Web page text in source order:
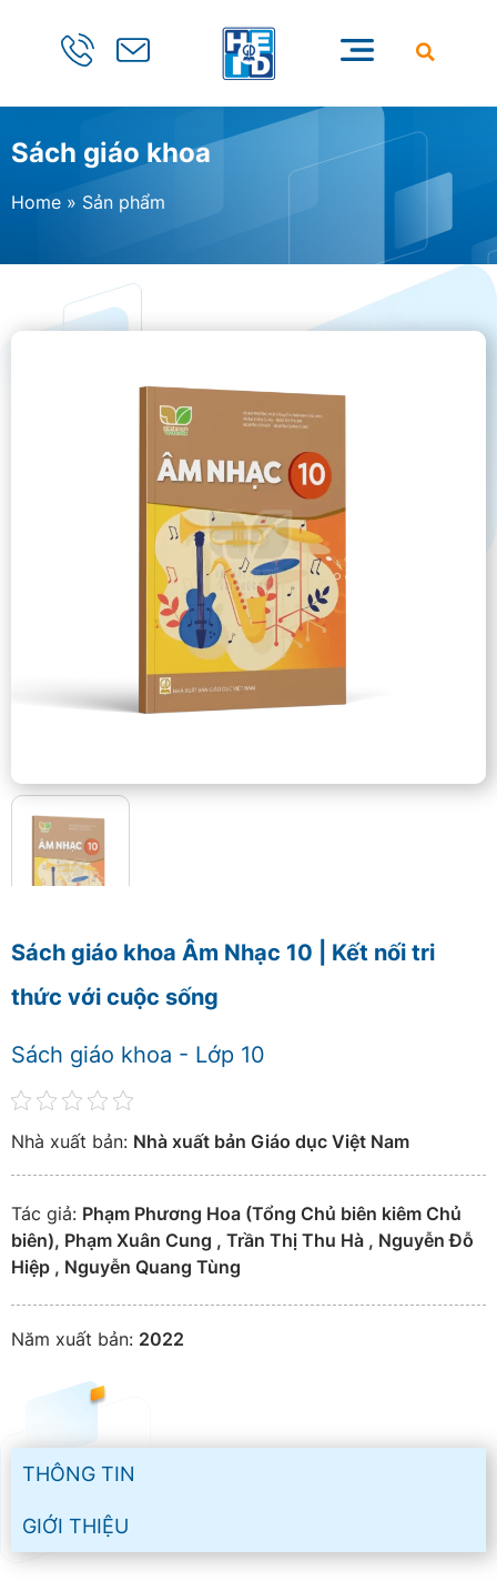
Sách giáo khoa
Home » Sản phẩm
Sách giáo khoa Âm Nhạc 10 | Kết nối tri
thức với cuộc sống
Sách giáo khoa - Lớp 10
Nhà xuất bản: Nhà xuất bản Giáo dục Việt Nam
Tác giả: Phạm Phương Hoa (Tổng Chủ biên kiêm Chủ
biên), Phạm Xuân Cung , Trần Thị Thu Hà , Nguyễn Đỗ
Hiệp , Nguyễn Quang Tùng
Năm xuất bản: 2022
THÔNG TIN
GIỚI THIỆU